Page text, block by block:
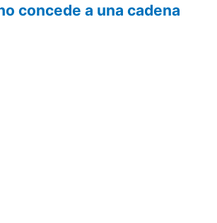
concede a una cadena